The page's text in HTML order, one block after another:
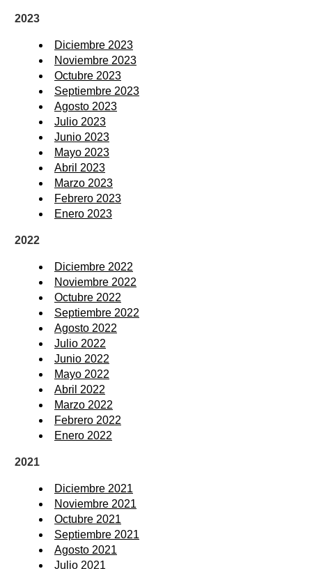
2023
Diciembre 2023
Noviembre 2023
Octubre 2023
Septiembre 2023
Agosto 2023
Julio 2023
Junio 2023
Mayo 2023
Abril 2023
Marzo 2023
Febrero 2023
Enero 2023
2022
Diciembre 2022
Noviembre 2022
Octubre 2022
Septiembre 2022
Agosto 2022
Julio 2022
Junio 2022
Mayo 2022
Abril 2022
Marzo 2022
Febrero 2022
Enero 2022
2021
Diciembre 2021
Noviembre 2021
Octubre 2021
Septiembre 2021
Agosto 2021
Julio 2021